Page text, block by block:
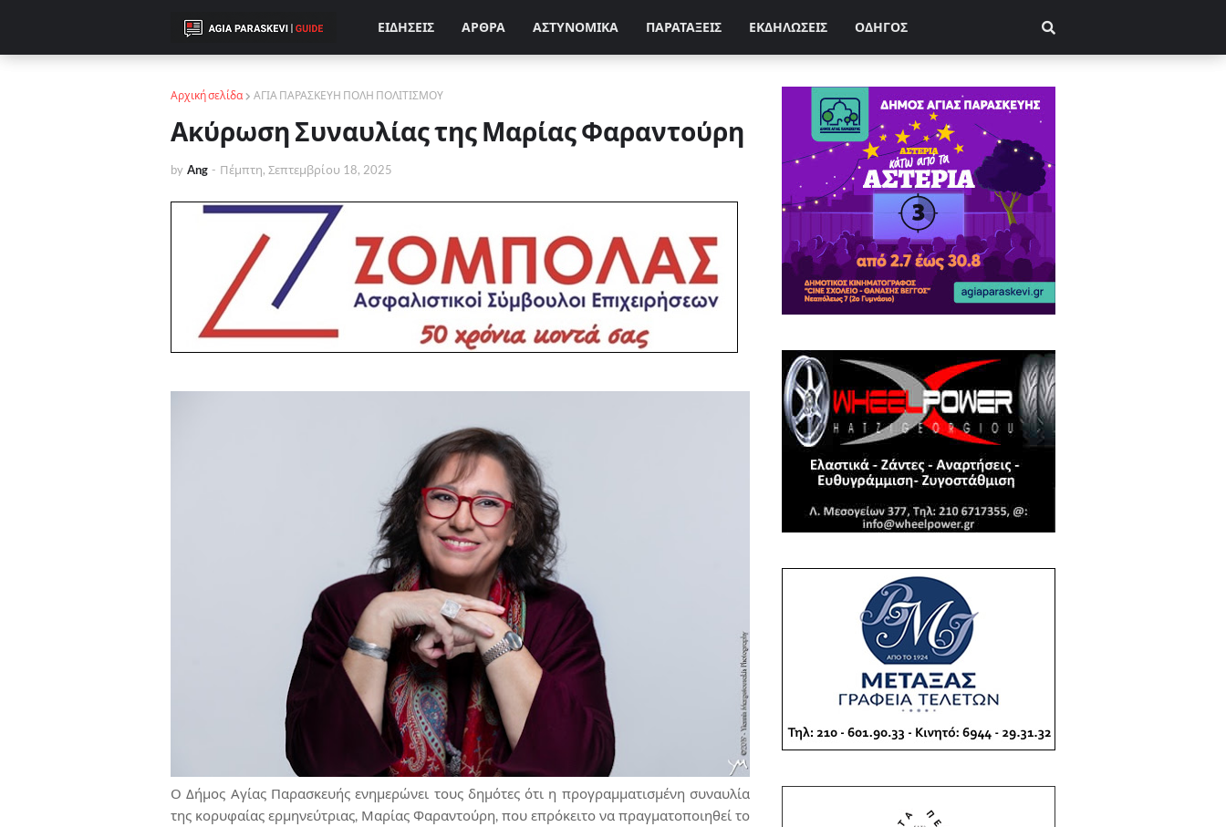
ΕΙΔΗΣΕΙΣ ΑΡΘΡΑ ΑΣΤΥΝΟΜΙΚΑ ΠΑΡΑΤΑΞΕΙΣ ΕΚΔΗΛΩΣΕΙΣ ΟΔΗΓΟΣ
Αρχική σελίδα ΑΓΙΑ ΠΑΡΑΣΚΕΥΗ ΠΟΛΗ ΠΟΛΙΤΙΣΜΟΥ
Ακύρωση Συναυλίας της Μαρίας Φαραντούρη
by Ang - Πέμπτη, Σεπτεμβρίου 18, 2025
Ο Δήμος Αγίας Παρασκευής ενημερώνει τους δημότες ότι η προγραμματισμένη συναυλία
της κορυφαίας ερμηνεύτριας, Μαρίας Φαραντούρη, που επρόκειτο να πραγματοποιηθεί το